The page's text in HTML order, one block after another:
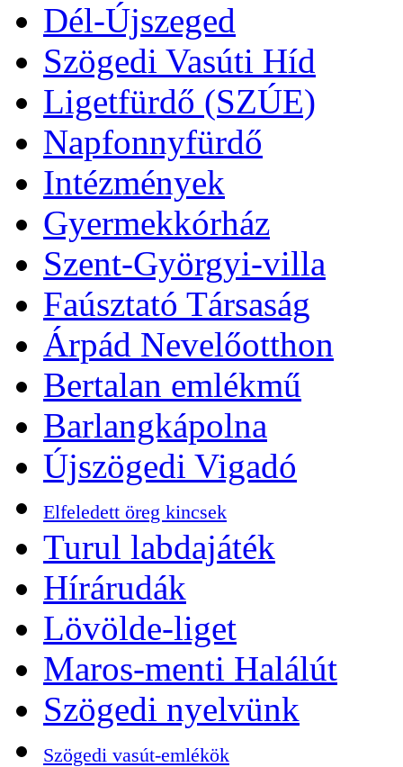
Dél-Újszeged
Szögedi Vasúti Híd
Ligetfürdő (SZÚE)
Napfonnyfürdő
Intézmények
Gyermekkórház
Szent-Györgyi-villa
Faúsztató Társaság
Árpád Nevelőotthon
Bertalan emlékmű
Barlangkápolna
Újszögedi Vigadó
Elfeledett öreg kincsek
Turul labdajáték
Hírárudák
Lövölde-liget
Maros-menti Halálút
Szögedi nyelvünk
Szögedi vasút-emlékök